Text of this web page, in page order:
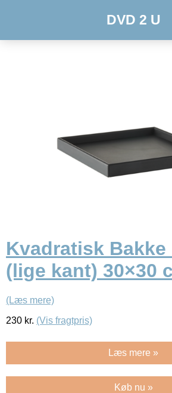
DVD 2 U
Kvadratisk Bakke
(lige kant) 30×30
(Læs mere)
230 kr. (Vis fragtpris)
Læs mere »
Køb nu »